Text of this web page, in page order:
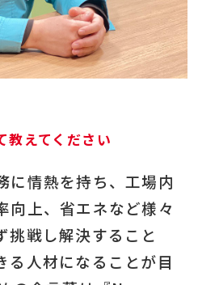
教えてください
に情熱を持ち、工場内
向上、省エネなど様々
挑戦し解決すること
る人材になることが目